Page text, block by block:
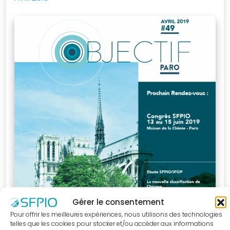
Gérer le consentement
Pour offrir les meilleures expériences, nous utilisons des technologies
telles que les cookies pour stocker et/ou accéder aux informations
à mon compte
Mot de passe
oublié
Devenir
membre
de la SFPIO
Rejoignez-